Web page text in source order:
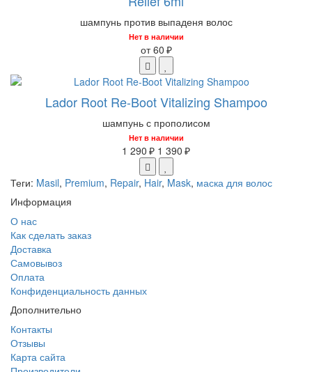
шампунь против выпаденя волос
Нет в наличии
от 60 ₽
Lador Root Re-Boot Vitalizing Shampoo
шампунь с прополисом
Нет в наличии
1 290 ₽ 1 390 ₽
Теги: Masil, Premium, Repair, Hair, Mask, маска для волос
Информация
О нас
Как сделать заказ
Доставка
Самовывоз
Оплата
Конфиденциальность данных
Дополнительно
Контакты
Отзывы
Карта сайта